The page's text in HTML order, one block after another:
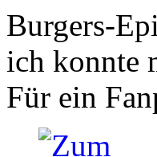
Burgers-
ich konnte
Für ein